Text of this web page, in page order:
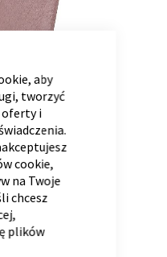
aby
tworzyć
oferty i
cookie,
na Twoje
chcesz
plików
Dziecięce
Szafka RTV